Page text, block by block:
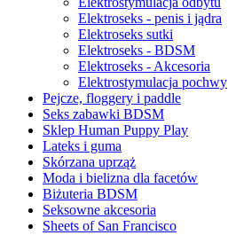
Elektroseks - penis i jądra
Elektroseks sutki
Elektroseks - BDSM
Elektroseks - Akcesoria
Elektrostymulacja pochwy
Pejcze, floggery i paddle
Seks zabawki BDSM
Sklep Human Puppy Play
Lateks i guma
Skórzana uprząż
Moda i bielizna dla facetów
Biżuteria BDSM
Seksowne akcesoria
Sheets of San Francisco